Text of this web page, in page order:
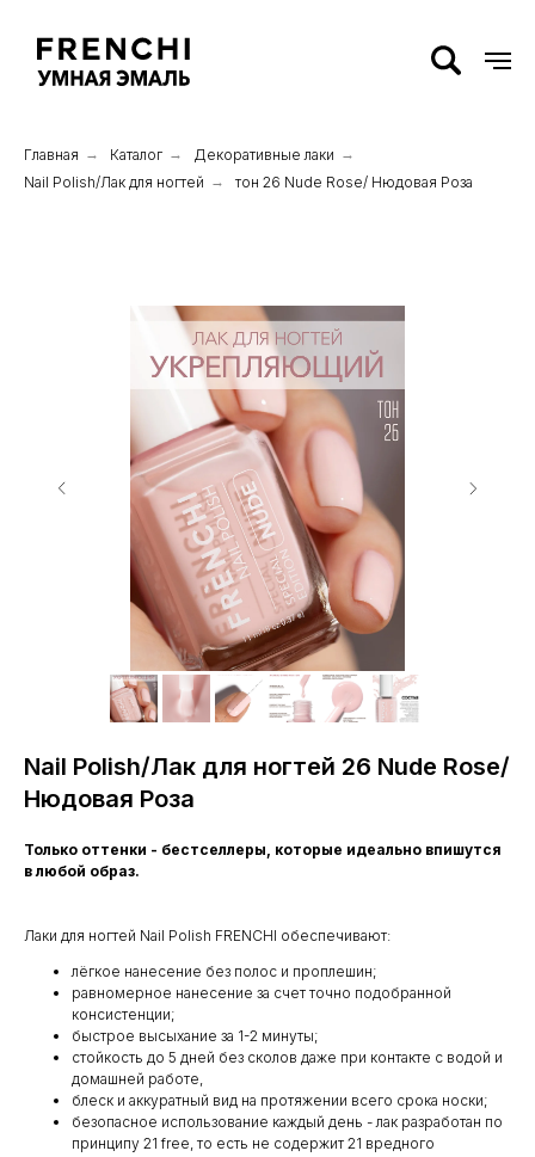
Главная → Каталог → Декоративные лаки →
Nail Polish/Лак для ногтей → тон 26 Nude Rose/ Нюдовая Роза
Nail Polish/Лак для ногтей 26 Nude Rose/
Нюдовая Роза
Только оттенки - бестселлеры, которые идеально впишутся
в любой образ.
Лаки для ногтей Nail Polish FRENCHI обеспечивают:
лёгкое нанесение без полос и проплешин;
равномерное нанесение за счет точно подобранной
консистенции;
быстрое высыхание за 1-2 минуты;
стойкость до 5 дней без сколов даже при контакте с водой и
домашней работе,
блеск и аккуратный вид на протяжении всего срока носки;
безопасное использование каждый день - лак разработан по
принципу 21 free, то есть не содержит 21 вредного